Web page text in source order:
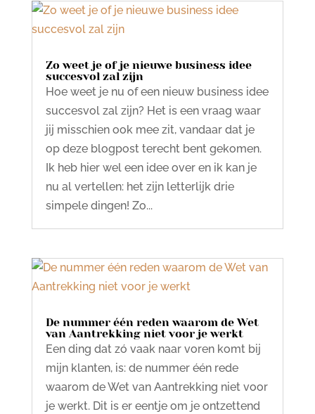
Zo weet je of je nieuwe business idee
succesvol zal zijn
Hoe weet je nu of een nieuw business idee
succesvol zal zijn? Het is een vraag waar
jij misschien ook mee zit, vandaar dat je
op deze blogpost terecht bent gekomen.
Ik heb hier wel een idee over en ik kan je
nu al vertellen: het zijn letterlijk drie
simpele dingen! Zo...
De nummer één reden waarom de Wet
van Aantrekking niet voor je werkt
Een ding dat zó vaak naar voren komt bij
mijn klanten, is: de nummer één rede
waarom de Wet van Aantrekking niet voor
je werkt. Dit is er eentje om je ontzettend